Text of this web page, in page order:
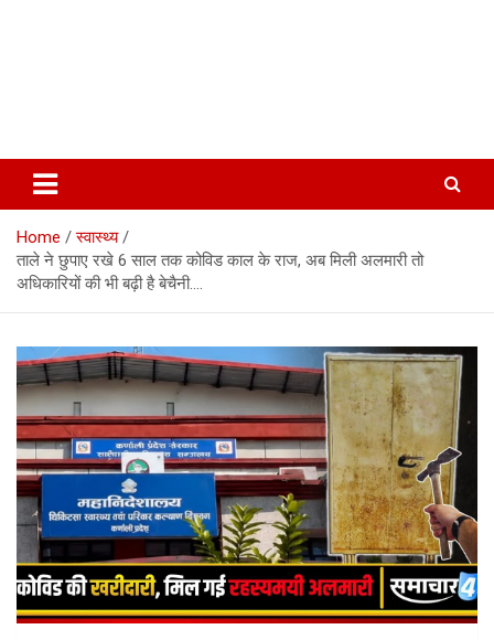
Home
स्वास्थ्य
ताले ने छुपाए रखे 6 साल तक कोविड काल के राज, अब मिली अलमारी तो
अधिकारियों की भी बढ़ी है बेचैनी….